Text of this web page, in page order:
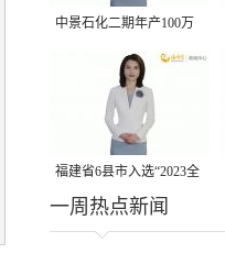
中景石化二期年产100万
吨丙烷脱氢项目建成中交
福建省6县市入选“2023全
国县域发展潜力百强县”
一周热点新闻